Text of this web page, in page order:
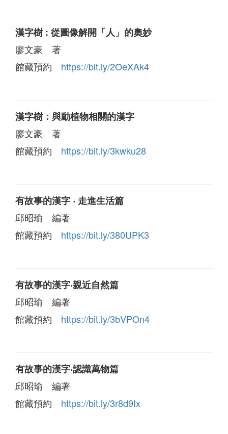
漢字樹 : 從圖像解開「人」的奧妙
廖文豪 著
館藏預約 https://bit.ly/2OeXAk4
漢字樹：與動植物相關的漢字
廖文豪 著
館藏預約 https://bit.ly/3kwku28
有故事的漢字 ‧ 走進生活篇
邱昭瑜 編著
館藏預約 https://bit.ly/380UPK3
有故事的漢字‧親近自然篇
邱昭瑜 編著
館藏預約 https://bit.ly/3bVPOn4
有故事的漢字‧認識萬物篇
邱昭瑜 編著
館藏預約 https://bit.ly/3r8d9Ix